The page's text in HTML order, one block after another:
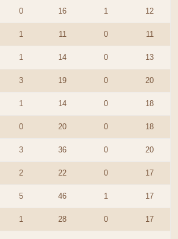
0 16 1
12
1 11 0
11
1 14 0
13
3 19 0
20
1 14 0
18
0 20 0
18
3 36 0
20
2 22 0
17
5 46 1
17
1 28 0
17